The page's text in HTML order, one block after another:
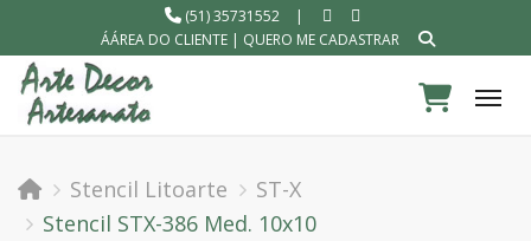
(51) 35731552
|
ÁÁREA DO CLIENTE| QUERO ME CADASTRAR
Stencil Litoarte
ST-X
Stencil STX-386 Med. 10x10